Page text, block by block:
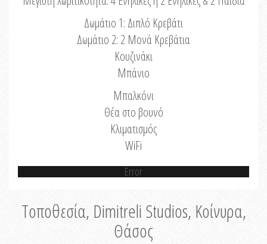
Δωμάτιο 1: Διπλό Κρεβάτι
Δωμάτιο 2: 2 Μονά Κρεβάτια
Κουζινάκι
Μπάνιο
Μπαλκόνι
Θέα στο βουνό
Κλιματισμός
WiFi
Error
Τοποθεσία, Dimitreli Studios, Κοίνυρα,
Θάσος